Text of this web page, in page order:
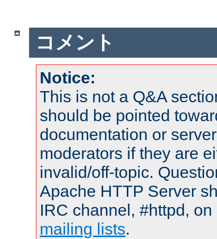
コメント
Notice:
This is not a Q&A
should be pointed
documentation or
moderators if they are
invalid/off-topic.
Apache HTTP Server
IRC channel, #httpd,
mailing lists.